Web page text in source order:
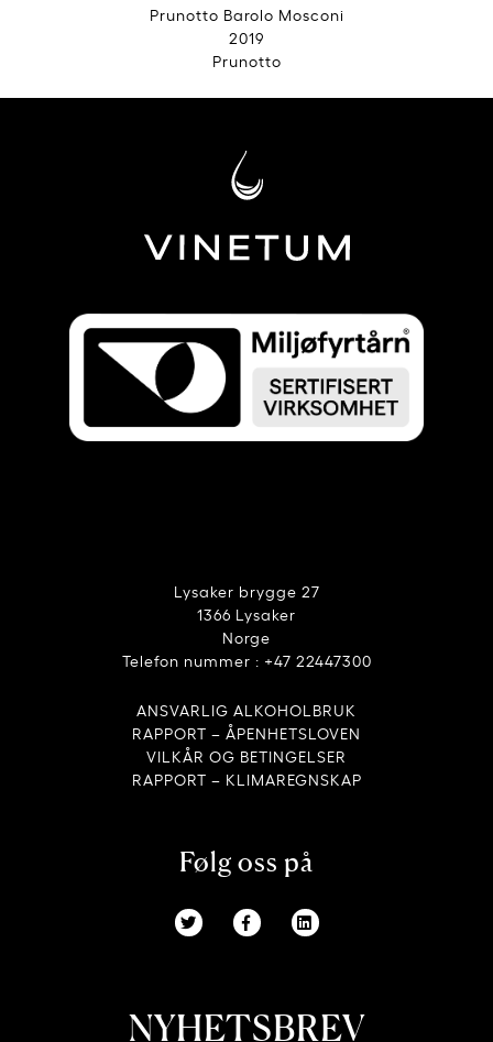
Prunotto Barolo Mosconi
2019
Prunotto
Lysaker brygge 27
1366 Lysaker
Norge
Telefon nummer : +47 22447300
ANSVARLIG ALKOHOLBRUK
RAPPORT – ÅPENHETSLOVEN
VILKÅR OG BETINGELSER
RAPPORT – KLIMAREGNSKAP
Følg oss på
NYHETSBREV